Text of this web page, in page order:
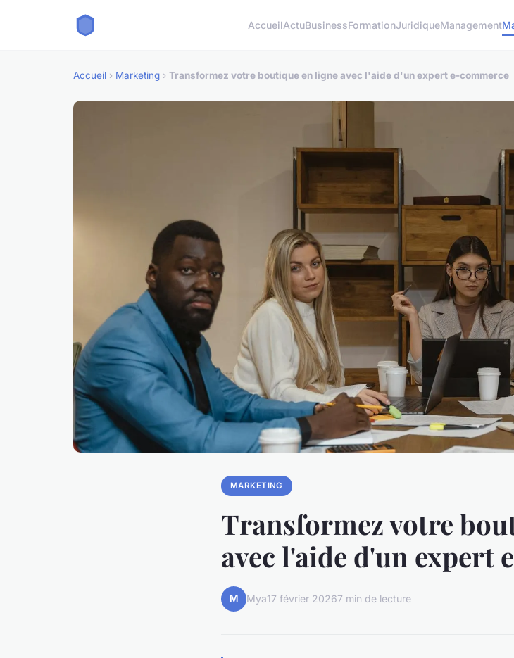
AccueilActuBusinessFormationJuridiqueManagement
Accueil › Marketing › Transformez votre boutique en ligne avec l'aide d'un expert e-commerce
MARKETING
Transformez votre
avec l'aide d'un expert
M Mya17 février 20267 min de lecture